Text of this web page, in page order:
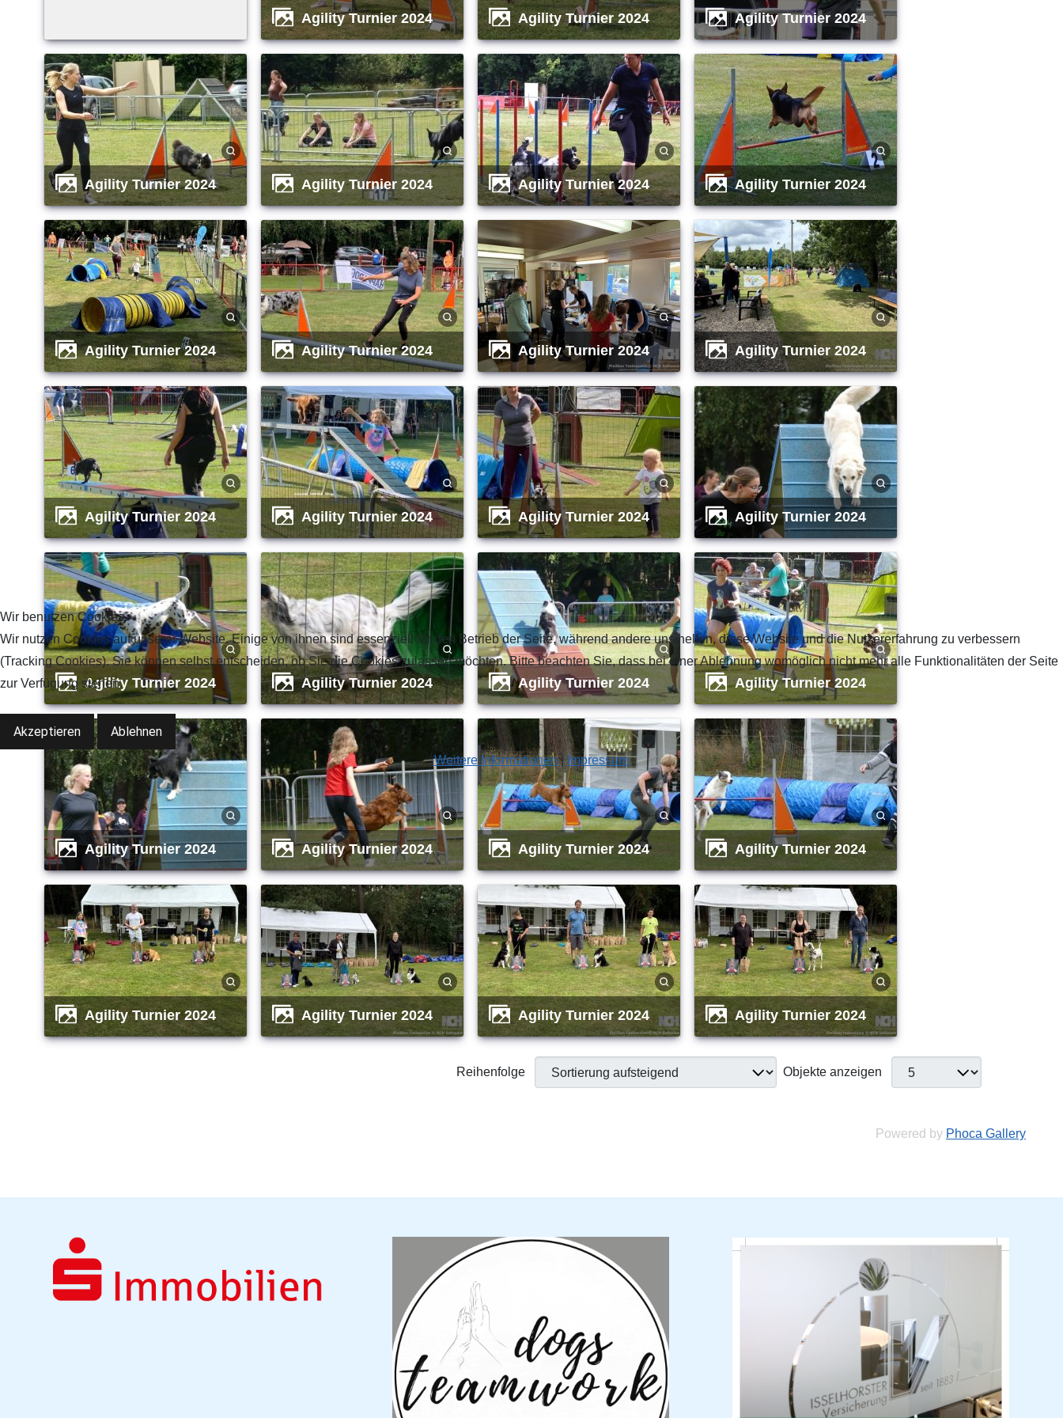
Agility Turnier 2024 Agility Turnier 2024 Agility Turnier 2024
Agility Turnier 2024 Agility Turnier 2024 Agility Turnier 2024 Agility Turnier 2024
Agility Turnier 2024 Agility Turnier 2024 Agility Turnier 2024 Agility Turnier 2024
Agility Turnier 2024 Agility Turnier 2024 Agility Turnier 2024 Agility Turnier 2024
Agility Turnier 2024 Agility Turnier 2024 Agility Turnier 2024 Agility Turnier 2024
Agility Turnier 2024 Agility Turnier 2024 Agility Turnier 2024 Agility Turnier 2024
Agility Turnier 2024 Agility Turnier 2024 Agility Turnier 2024 Agility Turnier 2024
Reihenfolge Objekte anzeigen
Powered by Phoca Gallery
Wir benutzen Cookies
Wir nutzen Cookies auf unserer Website. Einige von ihnen sind essenziell für den Betrieb der Seite, während andere uns helfen, diese Website und die Nutzererfahrung zu verbessern
(Tracking Cookies). Sie können selbst entscheiden, ob Sie die Cookies zulassen möchten. Bitte beachten Sie, dass bei einer Ablehnung womöglich nicht mehr alle Funktionalitäten der Seite
zur Verfügung stehen.
Akzeptieren Ablehnen
Weitere Informationen| Impressum